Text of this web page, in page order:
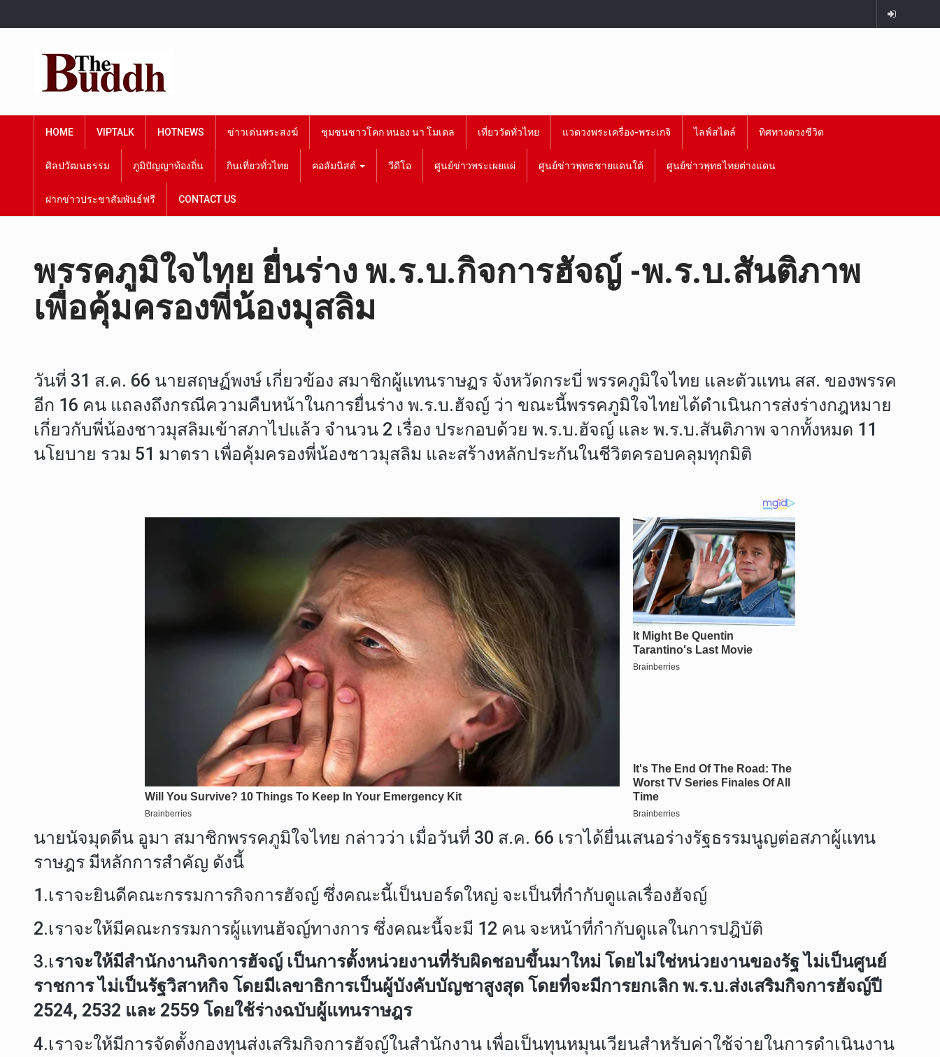
HOME VIPTALK HOTNEWS ข่าวเด่นพระสงฆ์ ชุมชนชาวโคก หนอง นา โมเดล เที่ยววัดทั่วไทย แวดวงพระเครื่อง-พระเกจิ ไลฟ์สไตล์ ทิศทางดวงชีวิต
ศิลปวัฒนธรรม ภูมิปัญญาท้องถิ่น กินเที่ยวทั่วไทย คอลัมนิสต์ วีดีโอ ศูนย์ข่าวพระเผยแผ่ ศูนย์ข่าวพุทธชายแดนใต้ ศูนย์ข่าวพุทธไทยต่างแดน
ฝากข่าวประชาสัมพันธ์ฟรี CONTACT US
พรรคภูมิใจไทย ยื่นร่าง พ.ร.บ.กิจการฮัจญ์ -พ.ร.บ.สันติภาพ
เพื่อคุ้มครองพี่น้องมุสลิม
วันที่ 31 ส.ค. 66 นายสฤษฏ์พงษ์ เกี่ยวข้อง สมาชิกผู้แทนราษฏร จังหวัดกระบี่ พรรคภูมิใจไทย และตัวแทน สส. ของพรรค
อีก 16 คน แถลงถึงกรณีความคืบหน้าในการยื่นร่าง พ.ร.บ.ฮัจญ์ ว่า ขณะนี้พรรคภูมิใจไทยได้ดำเนินการส่งร่างกฎหมาย
เกี่ยวกับพี่น้องชาวมุสลิมเข้าสภาไปแล้ว จำนวน 2 เรื่อง ประกอบด้วย พ.ร.บ.ฮัจญ์ และ พ.ร.บ.สันติภาพ จากทั้งหมด 11
นโยบาย รวม 51 มาตรา เพื่อคุ้มครองพี่น้องชาวมุสลิม และสร้างหลักประกันในชีวิตครอบคลุมทุกมิติ
นายนัจมุดดีน อูมา สมาชิกพรรคภูมิใจไทย กล่าวว่า เมื่อวันที่ 30 ส.ค. 66 เราได้ยื่นเสนอร่างรัฐธรรมนูญต่อสภาผู้แทน
ราษฎร มีหลักการสำคัญ ดังนี้
1.เราจะยินดีคณะกรรมการกิจการฮัจญ์ ซึ่งคณะนี้เป็นบอร์ดใหญ่ จะเป็นที่กำกับดูแลเรื่องฮัจญ์
2.เราจะให้มีคณะกรรมการผู้แทนฮัจญ์ทางการ ซึ่งคณะนี้จะมี 12 คน จะหน้าที่กำกับดูแลในการปฎิบัติ
3.เราจะให้มีสำนักงานกิจการฮัจญ์ เป็นการตั้งหน่วยงานที่รับผิดชอบขึ้นมาใหม่ โดยไม่ใช่หน่วยงานของรัฐ ไม่เป็นศูนย์
ราชการ ไม่เป็นรัฐวิสาหกิจ โดยมีเลขาธิการเป็นผู้บังคับบัญชาสูงสุด โดยที่จะมีการยกเลิก พ.ร.บ.ส่งเสริมกิจการฮัจญ์ปี
2524, 2532 และ 2559 โดยใช้ร่างฉบับผู้แทนราษฎร
4.เราจะให้มีการจัดตั้งกองทุนส่งเสริมกิจการฮัจญ์ในสำนักงาน เพื่อเป็นทุนหมุนเวียนสำหรับค่าใช้จ่ายในการดำเนินงาน